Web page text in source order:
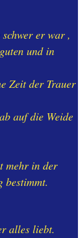
er war ,
und in
Zeit der Trauer
auf die Weide
mehr in der
bestimmt.
alles liebt.